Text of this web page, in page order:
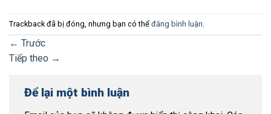
Trackback đã bị đóng, nhưng bạn có thể đăng bình luận
← Trước
Tiếp theo →
Để lại một bình luận